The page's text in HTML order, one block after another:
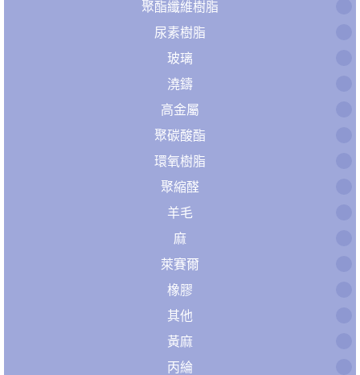
聚酯纖維樹脂
尿素樹脂
玻璃
澆鑄
高金屬
聚碳酸酯
環氧樹脂
聚縮醛
羊毛
麻
萊賽爾
橡膠
其他
黃麻
丙綸